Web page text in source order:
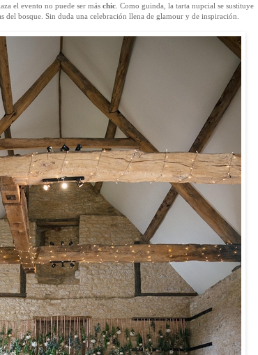
el evento no puede ser más chic. Como guinda, la tarta nupcial se sustituye
del bosque. Sin duda una celebración llena de glamour y de inspiración.